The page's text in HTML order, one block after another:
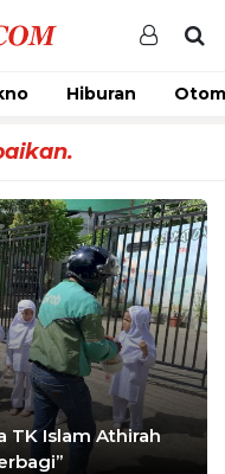
Hiburan
TK Islam Athirah